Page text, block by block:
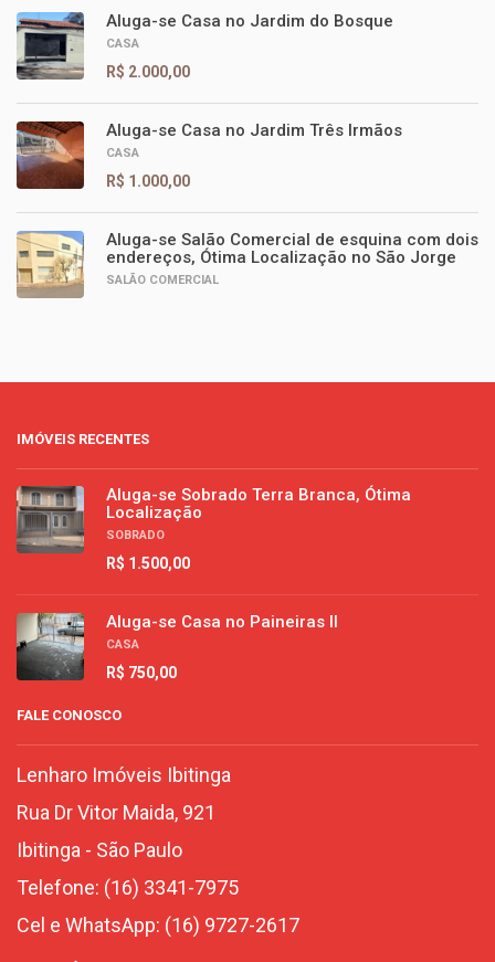
Aluga-se Casa no Jardim do Bosque
CASA
R$ 2.000,00
Aluga-se Casa no Jardim Três Irmãos
CASA
R$ 1.000,00
Aluga-se Salão Comercial de esquina com dois
endereços, Ótima Localização no São Jorge
SALÃO COMERCIAL
IMÓVEIS RECENTES
Aluga-se Sobrado Terra Branca, Ótima
Localização
SOBRADO
R$ 1.500,00
Aluga-se Casa no Paineiras II
CASA
R$ 750,00
FALE CONOSCO
Lenharo Imóveis Ibitinga
Rua Dr Vitor Maida, 921
Ibitinga - São Paulo
Telefone: (16) 3341-7975
Cel e WhatsApp: (16) 9727-2617